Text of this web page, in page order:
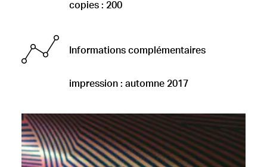
copies : 200
Informations complémentaires
impression : automne 2017